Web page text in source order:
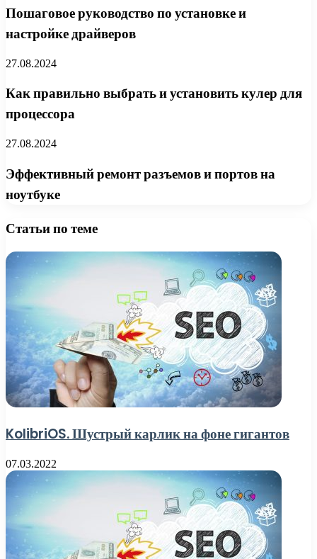
Пошаговое руководство по установке и
настройке драйверов
27.08.2024
Как правильно выбрать и установить кулер для
процессора
27.08.2024
Эффективный ремонт разъемов и портов на
ноутбуке
Статьи по теме
KolibriOS. Шустрый карлик на фоне гигантов
07.03.2022